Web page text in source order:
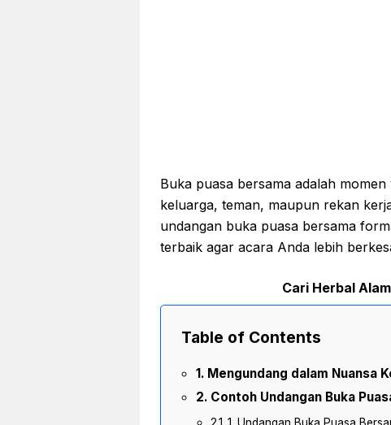
Buka puasa bersama adalah
keluarga, teman, maupun rekan
undangan buka puasa bersama
terbaik agar acara Anda lebih
Cari Herbal
Table of Contents
Mengundang dalam Nuansa
Contoh Undangan Buka